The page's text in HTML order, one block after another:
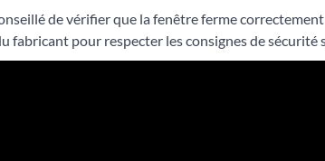
de vérifier que la fenêtre ferme
fabricant pour respecter les consignes de sécurité